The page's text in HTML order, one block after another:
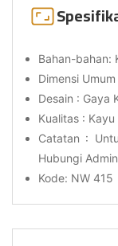
Bahan-bahan:
Dimensi
Desain : Gaya
Kualitas :
Catatan :
Hubungi Admin
Kode: NW 415